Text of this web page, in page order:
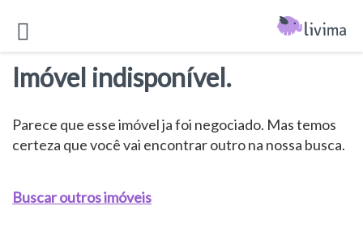
Imóvel indisponível.
Parece que esse imóvel ja foi negociado. Mas temos
certeza que você vai encontrar outro na nossa busca.
Buscar outros imóveis